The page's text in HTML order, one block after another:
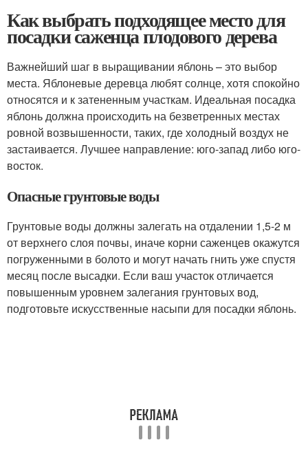
Как выбрать подходящее место для
посадки саженца плодового дерева
Важнейший шаг в выращивании яблонь – это выбор
места. Яблоневые деревца любят солнце, хотя спокойно
относятся и к затененным участкам. Идеальная посадка
яблонь должна происходить на безветренных местах
ровной возвышенности, таких, где холодный воздух не
застаивается. Лучшее направление: юго-запад либо юго-
восток.
Опасные грунтовые воды
Грунтовые воды должны залегать на отдалении 1,5-2 м
от верхнего слоя почвы, иначе корни саженцев окажутся
погруженными в болото и могут начать гнить уже спустя
месяц после высадки. Если ваш участок отличается
повышенным уровнем залегания грунтовых вод,
подготовьте искусственные насыпи для посадки яблонь.